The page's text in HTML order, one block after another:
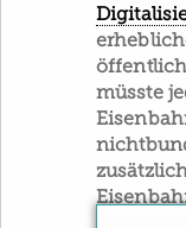
müsste